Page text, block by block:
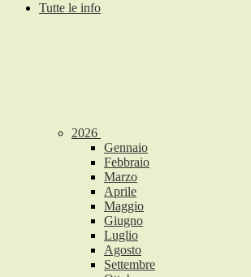
Tutte le info
2026
Gennaio
Febbraio
Marzo
Aprile
Maggio
Giugno
Luglio
Agosto
Settembre